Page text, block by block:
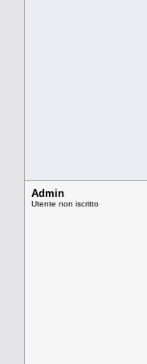
Admin
Utente non iscritto